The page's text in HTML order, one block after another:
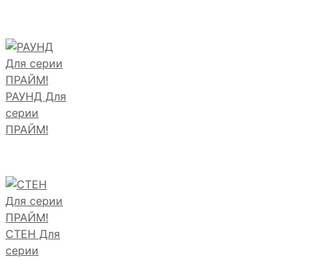
РАУНД Для
серии
ПРАЙМ!
СТЕН Для
серии